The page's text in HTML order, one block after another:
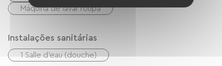
Máquina de lavar roupa
Instalações sanitárias
1 Salle d'eau (douche)